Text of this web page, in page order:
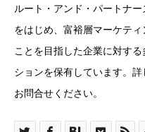
ルート・アンド・パートナ
をはじめ、富裕層マーケテ
ことを目指した企業に対す
ションを保有しています。詳
お問合せください。